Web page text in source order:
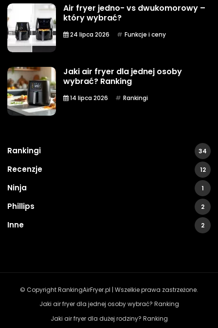
Air fryer jedno- vs dwukomorowy –
który wybrać?
24 lipca 2026 Funkcje i ceny
Jaki air fryer dla jednej osoby
wybrać? Ranking
14 lipca 2026 Rankingi
Rankingi 34
Recenzje 12
Ninja 1
Phillips 2
Inne 2
© Copyright RankingAirFryer.pl | Wszelkie prawa zastrzeżone.
Jaki air fryer dla jednej osoby wybrać? Ranking
Jaki air fryer dla dużej rodziny? Ranking